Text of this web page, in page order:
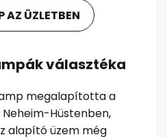
AZ ÜZLETBEN
választéka
megalapította a
Neheim-Hüstenben,
alapító üzem még